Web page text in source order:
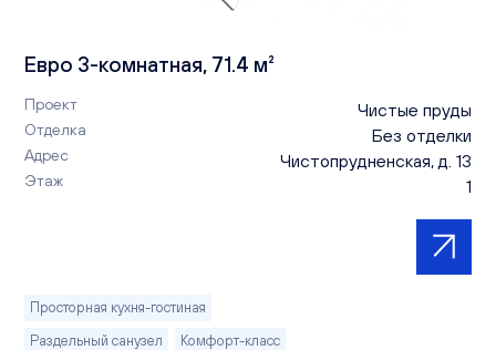
Евро 3-комнатная, 71.4 м²
Проект Чистые пруды
Отделка Без отделки
Адрес Чистопрудненская, д. 13
Этаж 1
Просторная кухня-гостиная
Раздельный санузел
Комфорт-класс